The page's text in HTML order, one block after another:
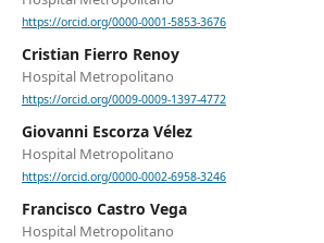
https://orcid.org/0000-0001-5853-3676
Cristian Fierro Renoy
Hospital Metropolitano
https://orcid.org/0009-0009-1397-4772
Giovanni Escorza Vélez
Hospital Metropolitano
https://orcid.org/0000-0002-6958-3246
Francisco Castro Vega
Hospital Metropolitano